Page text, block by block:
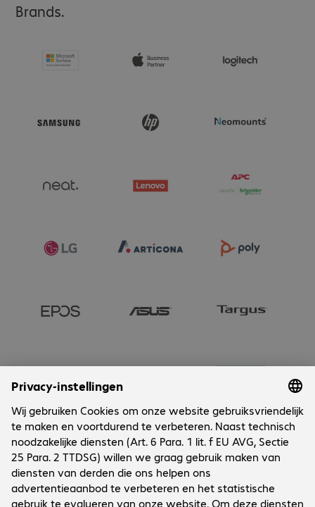
Brands.
Onderneming